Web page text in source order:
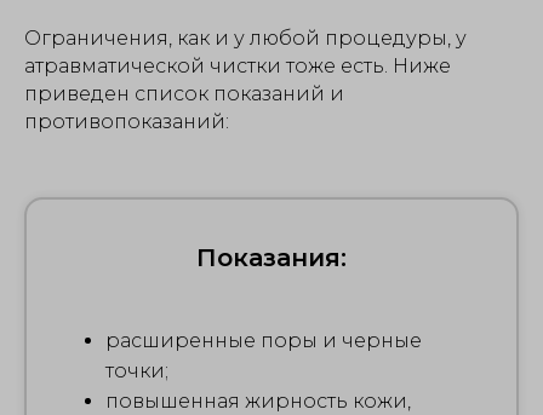
Ограничения, как и у любой процедуры, у
атравматической чистки тоже есть. Ниже
приведен список показаний и
противопоказаний:
Показания:
расширенные поры и черные
точки;
повышенная жирность кожи,